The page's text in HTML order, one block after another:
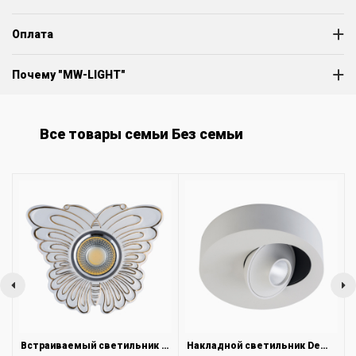
Оплата
Почему "MW-LIGHT"
Все товары семьи Без семьи
Встраиваемый светильник DeMarkt Круз 637015401 Накладной светильник DeMarkt Круз 637016501